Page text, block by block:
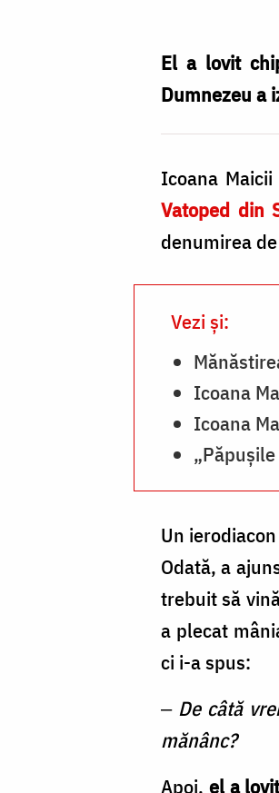
El a lovit
Dumnezeu a
Icoana
Vatoped din
denumirea
Vezi și:
Icoana
Icoana
Un
Odată, a
trebuit să
a plecat
ci i-a spus:
‒De câtă
mănânc?
Apoi, el a